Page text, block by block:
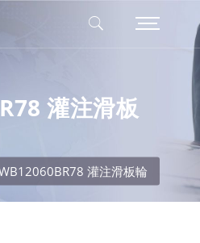
灌注滑板
灌注滑板輪